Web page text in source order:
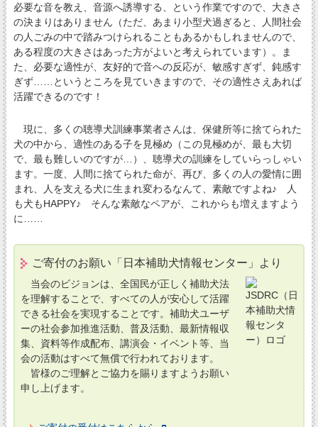
必要な音を教え、音源へ誘導する、という作業ですので、大きさ
の決まりはありません（ただ、あまり小型犬過ぎると、人間社会
の人ごみの中で踏みつけられることもあるかもしれませんので、
ある程度の大きさはあった方がよいと考えられています）。ま
た、必要な適性が、友好的で音への反応が、敏感すぎず、鈍感す
ぎず……というところを見ていきますので、その適性さえあれば
活躍できるのです！
現に、多くの聴導犬訓練事業者さんは、保健所等に捨てられた
犬の中から、適性のある子を見極め（この見極めが、最も大切
で、最も難しいのですが…）、聴導犬の訓練をしていらっしゃい
ます。一度、人間に捨てられた命が、再び、多くの人の愛情に囲
まれ、人を支える犬に生まれ変わるなんて、素敵ですよね♪ 人
も犬もHAPPY♪ そんな素敵なペアが、これからも増えますよう
に……
ご寄付のお願い「日本補助犬情報センター」より
当会のビジョンは、全国民が正しく補助犬法
を理解することで、すべての人が安心して活躍
できる社会を実現することです。補助犬ユーザ
ーの社会参加推進活動、普及活動、最新情報収
集、資料等作成配布、講演会・イベント等、当
会の活動はすべて無償で行われております。
皆様のご理解とご協力を賜りますようお願い
申し上げます。